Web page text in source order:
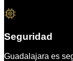
Seguridad
Guadalajara es